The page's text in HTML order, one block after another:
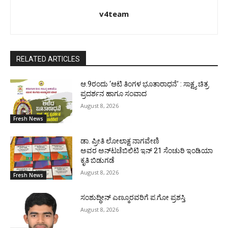
v4team
RELATED ARTICLES
Fresh News
ಆ.9ರಂದು ‘ಆಟಿ ತಿಂಗಳ ಭೂತಾರಾಧನೆ’ : ಸಾಕ್ಷ್ಯ ಚಿತ್ರ
ಪ್ರದರ್ಶನ ಹಾಗೂ ಸಂವಾದ
August 8, 2026
Fresh News
ಡಾ. ಪ್ರೀತಿ ಲೋಲಾಕ್ಷ ನಾಗವೇಣಿ
ಅವರ ಅನ್‌ಟಚೆಬಿಲಿಟಿ ಇನ್ 21 ಸೆಂಚುರಿ ಇಂಡಿಯಾ
ಕೃತಿ ಬಿಡುಗಡೆ
August 8, 2026
ಸಂಶುದ್ಧೀನ್ ಎಣ್ಮೂರವರಿಗೆ ಪ.ಗೋ ಪ್ರಶಸ್ತಿ
August 8, 2026